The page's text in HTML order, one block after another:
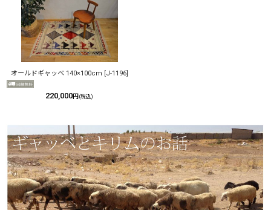
オールドギャッベ 140×100cm J-1196]
220,000円 (税込)